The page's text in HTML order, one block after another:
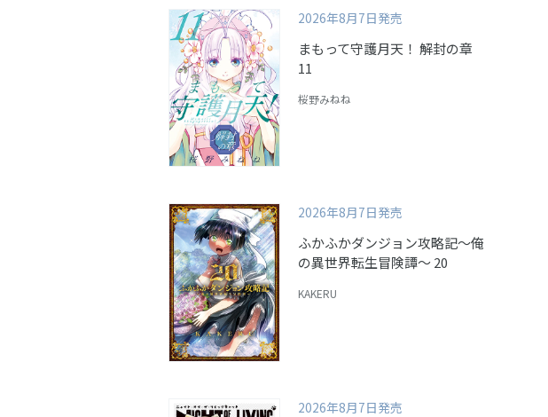
2026年8月7日発売
まもって守護月天！ 解封の章
11
桜野みねね
2026年8月7日発売
ふかふかダンジョン攻略記～俺
の異世界転生冒険譚～ 20
KAKERU
2026年8月7日発売